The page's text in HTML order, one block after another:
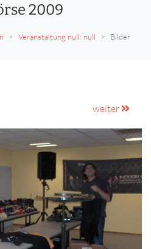
2009
Veranstaltung null: null Bilder
weiter